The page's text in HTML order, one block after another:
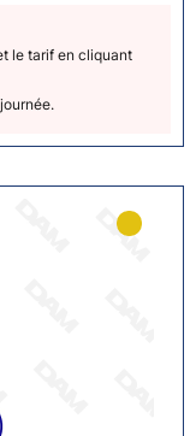
le tarif en cliquant